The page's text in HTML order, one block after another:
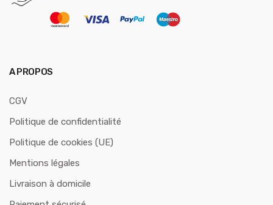
A PROPOS
CGV
Politique de confidentialité
Politique de cookies (UE)
Mentions légales
Livraison à domicile